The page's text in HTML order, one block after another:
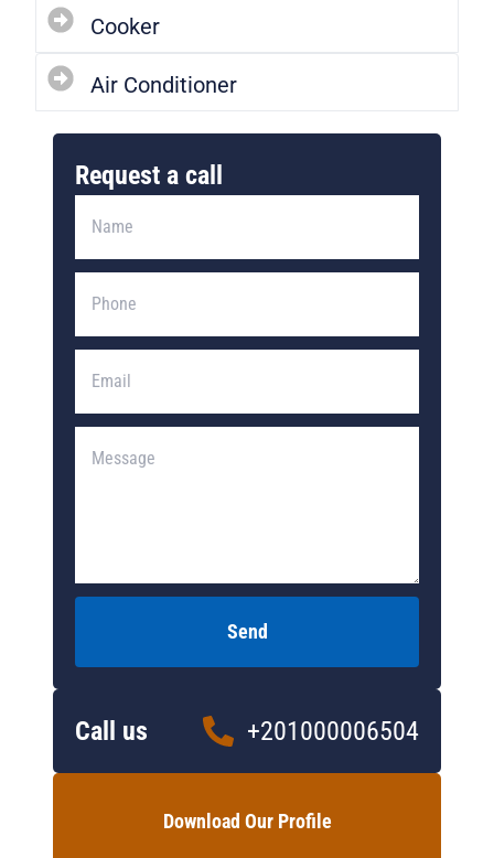
Cooker
Air Conditioner
Request a call
Send
Call us +201000006504
Download Our Profile